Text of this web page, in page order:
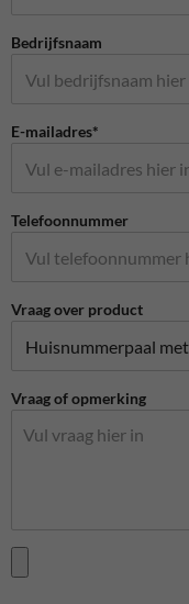
Bedrijfsnaam
E-mailadres*
Telefoonnummer
Vraag over product
Vraag of opmerking